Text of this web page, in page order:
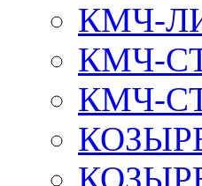
КМЧ-
КМЧ-
КМЧ-